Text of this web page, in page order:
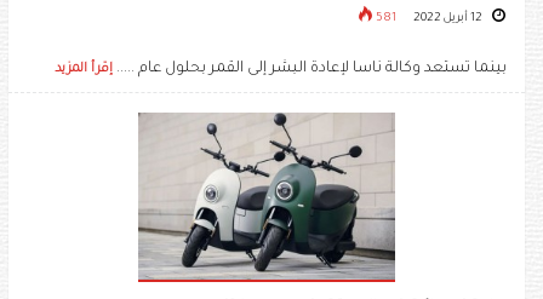
581
بينما تستعد وكالة ناسا لإعادة البشر إلى القمر بحلول عام ..... إقرأ المزيد